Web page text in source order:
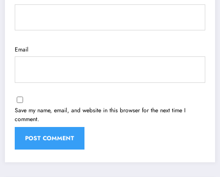
Email
Save my name, email, and website in this browser for the next time I
comment.